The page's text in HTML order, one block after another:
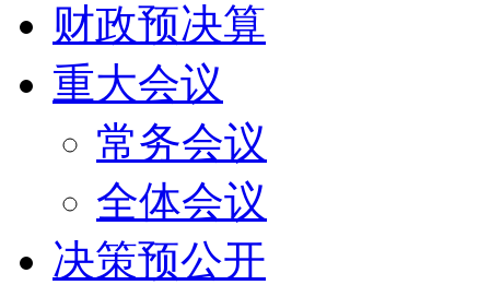
财政预决算
重大会议
常务会议
全体会议
决策预公开